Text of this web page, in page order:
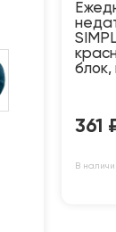
блок,
361
В